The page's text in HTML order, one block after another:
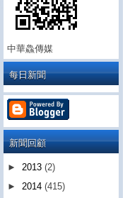
中華鱻傳媒
每日新聞
新聞回顧
► 2013 (2)
► 2014 (415)